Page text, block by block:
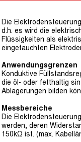
Die
d.h. es wird die
Flüssigkeiten als
eingetauchten
Anwendungsgrenzen
Konduktive
die öl- oder fetthaltig
Ablagerungen bilden
Messbereiche
Die
werden, deren
150kΩ ist. (max.